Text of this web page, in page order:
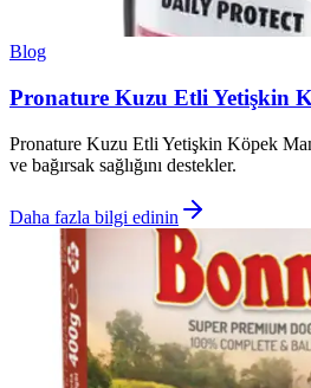
Blog
Pronature Kuzu Etli Yetişkin
Pronature Kuzu Etli Yetişkin Köpek
ve bağırsak sağlığını destekler.
Daha fazla bilgi edinin